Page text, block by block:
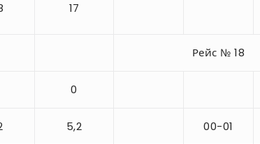
17
Рейс № 18
0
5,2 00-01